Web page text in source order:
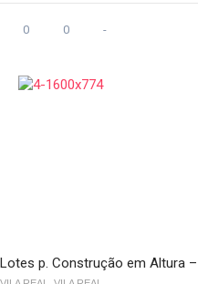
0 0 -
Lotes p. Construção em Altura